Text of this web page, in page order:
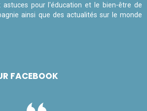
astuces pour l'éducation et le bien-être de
ainsi que des actualités sur le monde
FACEBOOK